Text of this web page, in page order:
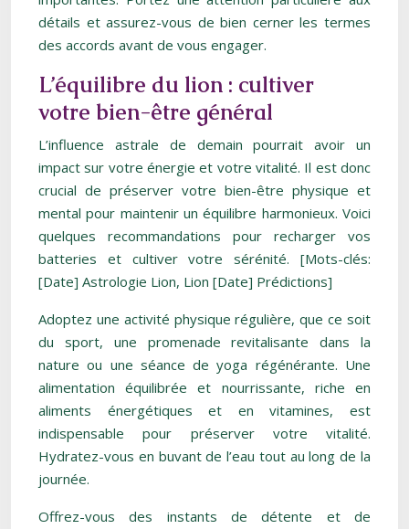
détails et assurez-vous de bien cerner les termes
des accords avant de vous engager.
L’équilibre du lion : cultiver
votre bien-être général
L’influence astrale de demain pourrait avoir un
impact sur votre énergie et votre vitalité. Il est donc
crucial de préserver votre bien-être physique et
mental pour maintenir un équilibre harmonieux. Voici
quelques recommandations pour recharger vos
batteries et cultiver votre sérénité. [Mots-clés:
[Date] Astrologie Lion, Lion [Date] Prédictions]
Adoptez une activité physique régulière, que ce soit
du sport, une promenade revitalisante dans la
nature ou une séance de yoga régénérante. Une
alimentation équilibrée et nourrissante, riche en
aliments énergétiques et en vitamines, est
indispensable pour préserver votre vitalité.
Hydratez-vous en buvant de l’eau tout au long de la
journée.
Offrez-vous des instants de détente et de